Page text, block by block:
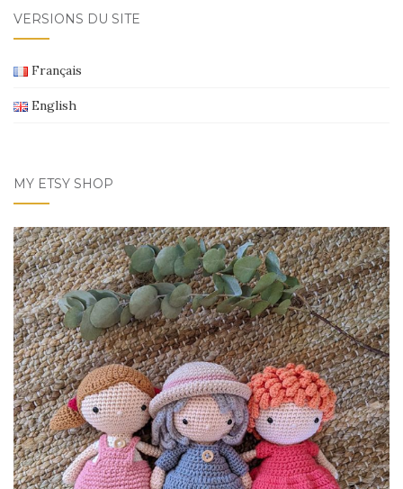
VERSIONS DU SITE
Français
English
MY ETSY SHOP